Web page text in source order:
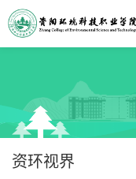
资环视界